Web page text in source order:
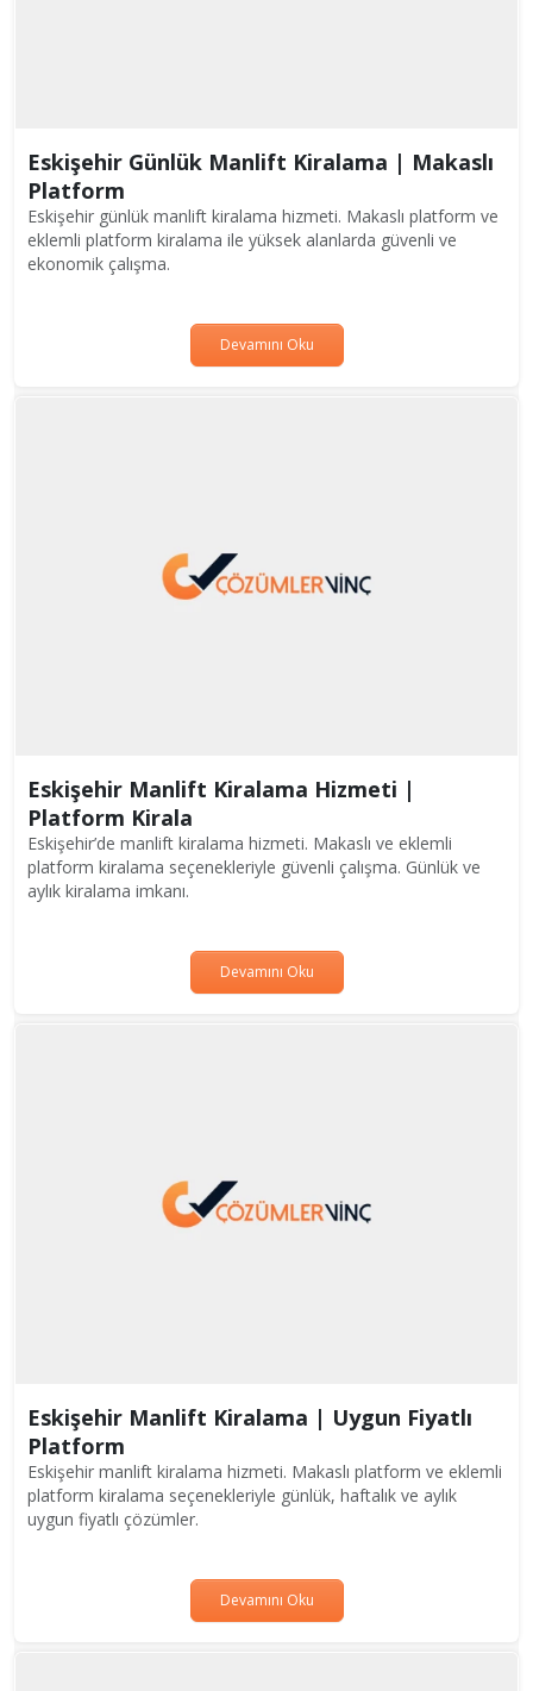
Eskişehir Günlük Manlift Kiralama | Makaslı
Platform
Eskişehir günlük manlift kiralama hizmeti. Makaslı platform ve
eklemli platform kiralama ile yüksek alanlarda güvenli ve
ekonomik çalışma.
Devamını Oku
Eskişehir Manlift Kiralama Hizmeti |
Platform Kirala
Eskişehir’de manlift kiralama hizmeti. Makaslı ve eklemli
platform kiralama seçenekleriyle güvenli çalışma. Günlük ve
aylık kiralama imkanı.
Devamını Oku
Eskişehir Manlift Kiralama | Uygun Fiyatlı
Platform
Eskişehir manlift kiralama hizmeti. Makaslı platform ve eklemli
platform kiralama seçenekleriyle günlük, haftalık ve aylık
uygun fiyatlı çözümler.
Devamını Oku